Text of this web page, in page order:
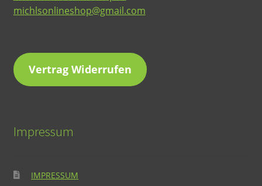
michlsonlineshop@gmail.com
Vertrag Widerrufen
Impressum
IMPRESSUM